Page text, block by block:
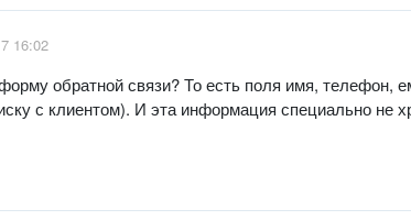
16:02
обратной связи? То есть поля имя, телефон,
с клиентом). И эта информация специально не